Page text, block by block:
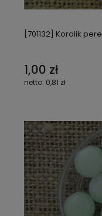
[701132] Koralik
1,00 zł
0,81 zł